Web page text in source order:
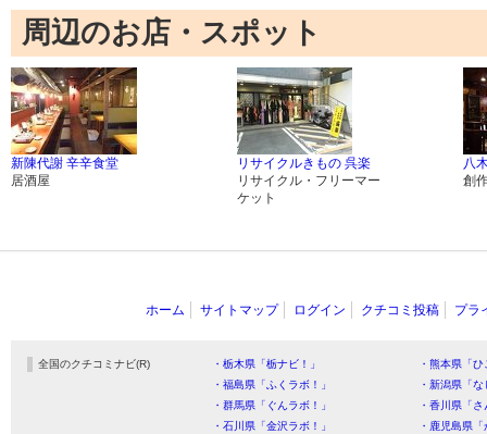
周辺のお店・スポット
新陳代謝 辛辛食堂
居酒屋
リサイクルきもの 呉楽
リサイクル・フリーマー
ケット
八
創
ホーム サイトマップ ログイン クチコミ投稿 プラ
全国のクチコミナビ(R) ・栃木県「栃ナビ！」
・熊本県「
・福島県「ふくラボ！」
・新潟県「
・群馬県「ぐんラボ！」
・香川県「
・石川県「金沢ラボ！」
・鹿児島県